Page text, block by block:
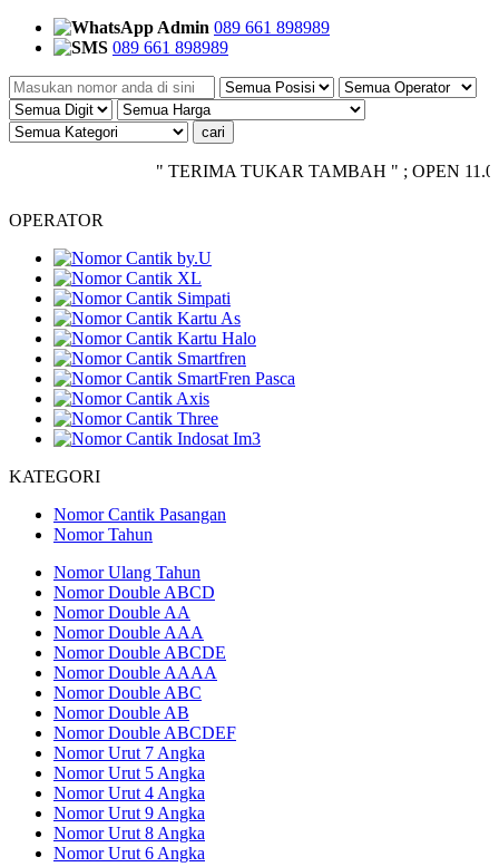
Admin 089 661 898989
089 661 898989
" TERIMA TUKAR TAMBAH " ; OPEN 11.00 -
OPERATOR
KATEGORI
Nomor Cantik Pasangan
Nomor Tahun
Nomor Ulang Tahun
Nomor Double ABCD
Nomor Double AA
Nomor Double AAA
Nomor Double ABCDE
Nomor Double AAAA
Nomor Double ABC
Nomor Double AB
Nomor Double ABCDEF
Nomor Urut 7 Angka
Nomor Urut 5 Angka
Nomor Urut 4 Angka
Nomor Urut 9 Angka
Nomor Urut 8 Angka
Nomor Urut 6 Angka